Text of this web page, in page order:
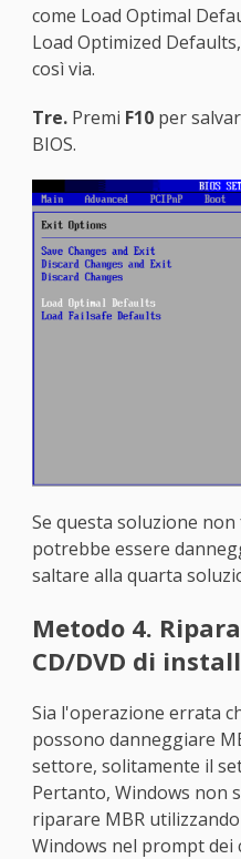
come Load Optimal
Load Optimized
così via.
Tre. Premi F10per
BIOS.
Se questa soluzione
potrebbe essere
saltare alla quarta
Metodo 4.
CD/DVD di
Sia l'operazione errata
possono danneggiare
settore, solitamente il
Pertanto, Windows non
riparare MBR
Windows nel prompt dei